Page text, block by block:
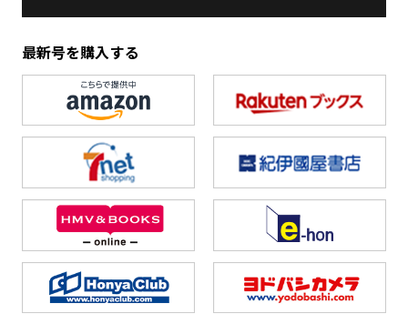
最新号を購入する